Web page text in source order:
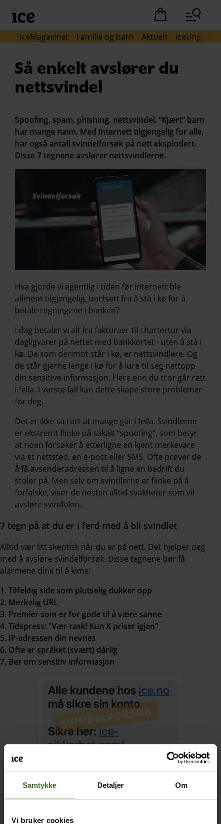
Samtykke Detaljer Om
Vi bruker cookies
Hopp til hovedinnhold (Trykk Enter)
Det er ingen
iceMagasinet
Familie og barn Aktuelt iceUng
Så enkelt avslører du
nettsvindel
Spoofing, spam, phishing, nettsvindel. “Kjært” barn
har mange navn. Med internett tilgjengelig for alle,
har også antall svindelforsøk på nett eksplodert.
Disse 7 tegnene avslører nettsvindlerne.
Hva gjorde vi egentlig i tiden før internett ble
allment tilgjengelig, bortsett fra å stå i kø for å
betale regningene i banken?
I dag betaler vi alt fra fakturaer til chartertur via
dagligvarer på nettet med bankkortet - uten å stå i
kø. De som derimot står i kø, er nettsvindlere. Og
de står gjerne lenge i kø for å lure til seg nettopp
din sensitive informasjon. Flere enn du tror går rett
i fella. I verste fall kan dette skape store problemer
for deg.
Det er ikke så rart at mange går i fella. Svindlerne
er ekstremt flinke på såkalt “spoofing”, som betyr
at noen forsøker å etterligne en kjent merkevare
via et nettsted, en e-post eller SMS. Ofte prøver de
å få avsenderadressen til å ligne en bedrift du
stoler på. Men selv om svindlerne er flinke på å
forfalske, viser de nesten alltid svakheter som vil
avsløre svindelen.
7 tegn på at du er i ferd med å bli svindlet
Alltid vær litt skeptisk når du er på nett. Det hjelper deg
med å avsløre svindelforsøk. Disse tegnene bør få
alarmene dine til å kime:
1. Tilfeldig side som plutselig dukker opp
2. Merkelig URL
3. Premier som er for gode til å være sanne
4. Tidspress: "Vær rask! Kun X priser igjen"
5. IP-adressen din nevnes
6. Ofte er språket (svært) dårlig
7. Ber om sensitiv informasjon
eksempel fra 21.05.2021